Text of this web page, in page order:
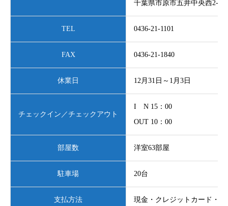
千葉県市原市五井中央西2-3-2
TEL 0436-21-1101
FAX 0436-21-1840
休業日 12月31日～1月3日
チェックイン／チェックアウト
I N 15：00
OUT 10：00
部屋数 洋室63部屋
駐車場 20台
支払方法 現金・クレジットカード・